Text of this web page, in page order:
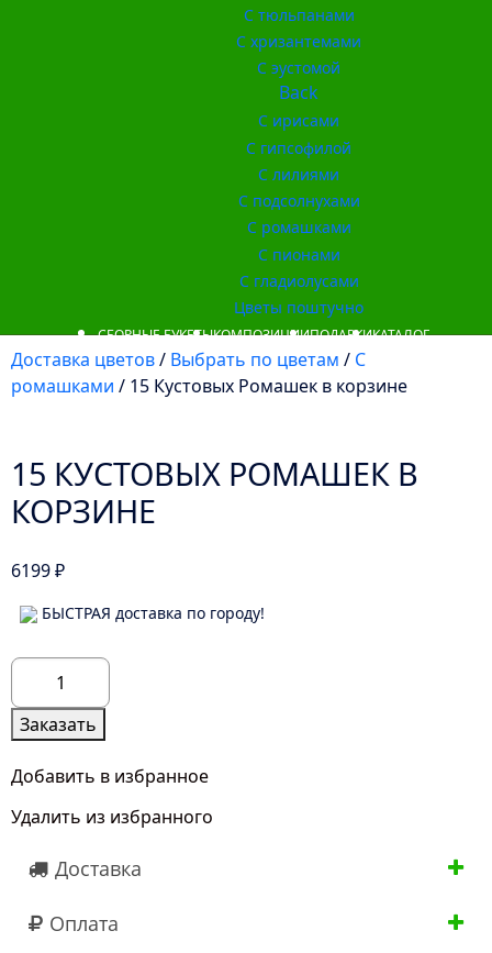
С тюльпанами
С хризантемами
С эустомой
Back
С ирисами
С гипсофилой
С лилиями
С подсолнухами
С ромашками
С пионами
С гладиолусами
Цветы поштучно
СБОРНЫЕ БУКЕТЫКОМПОЗИЦИИПОДАРКИКАТАЛОГ
Доставка цветов/ Выбрать по цветам / С
ромашками / 15 Кустовых Ромашек в корзине
15 КУСТОВЫХ РОМАШЕК В
КОРЗИНЕ
6199₽
БЫСТРАЯ доставка по городу!
Количество
товара
15
Кустовых
Ромашек
корзине
Заказать
Добавить в избранное
Удалить из избранного
Доставка
Оплата